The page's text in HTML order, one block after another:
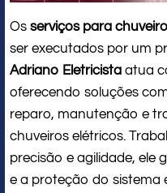
Os serviços para
ser executados por um
Adriano Eletricista atua
oferecendo soluções
reparo, manutenção e
chuveiros elétricos.
precisão e agilidade, ele
e a proteção do sistema